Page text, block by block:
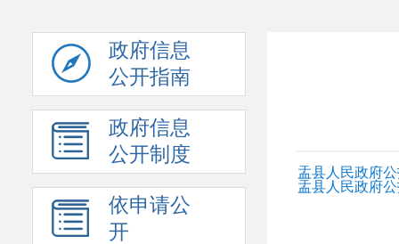
政府信息
公开指南
政府信息
公开制度
依申请公
开
盂县人民政府
盂县人民政府